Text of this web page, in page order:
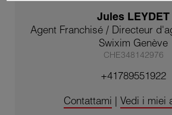
Jules LEYDET
Agent Franchisé / Directeur
Swixim Genève
CHE348142976
+41789551922
Contattami | Vedi i miei